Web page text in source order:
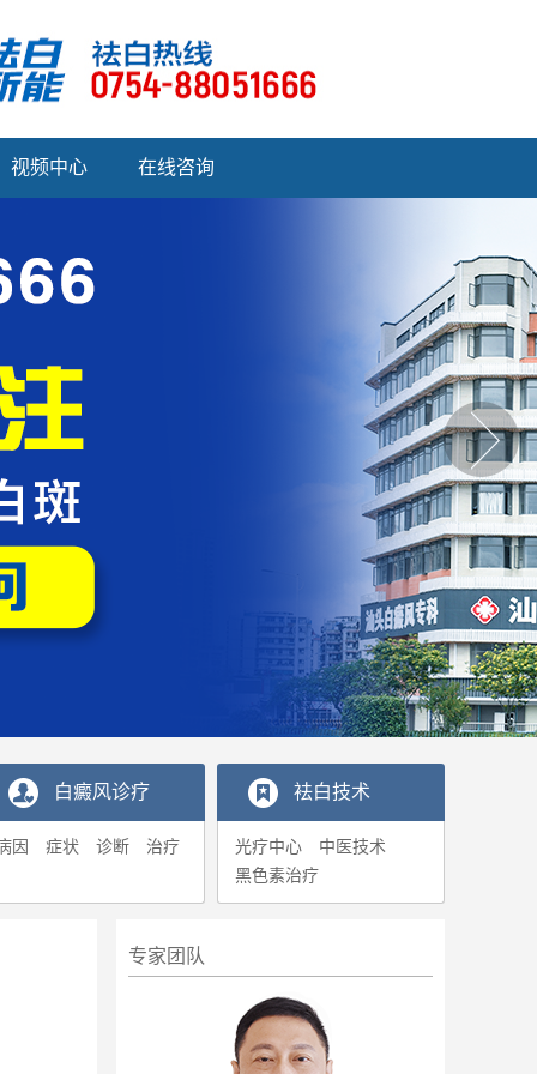
视频中心 在线咨询
白癜风诊疗
因 症状 诊断 治疗
袪白技术
光疗中心
中医技术
黑色素治疗
专家团队